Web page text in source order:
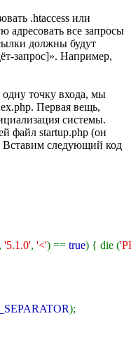
.htaccess или
адресовать все запросы
должны будут
запрос]». Например,
одну точку входа, мы
Первая вещь,
системы.
файл startup.php (он
Вставим следующий код
'5.1.0', '<') == true) { die (
);